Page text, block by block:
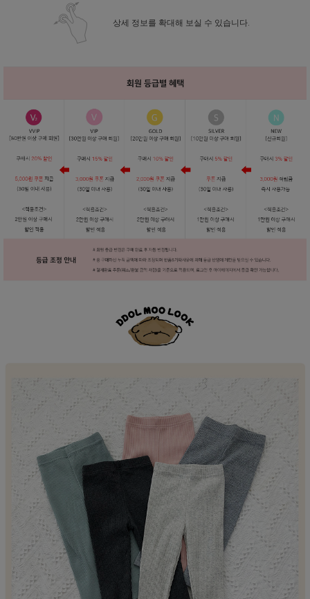
상세 정보를 확대해 보실 수 있습니다.